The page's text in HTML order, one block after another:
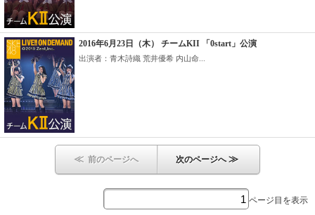
2016年6月23日（木） チームKII 「0start」公演
出演者：青木詩織 荒井優希 内山命...
≪ 前のページへ 次のページへ≫
ページ目を表示